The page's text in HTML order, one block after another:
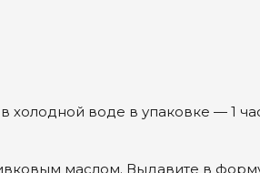
воде в упаковке — 1
маслом. Выдавите в